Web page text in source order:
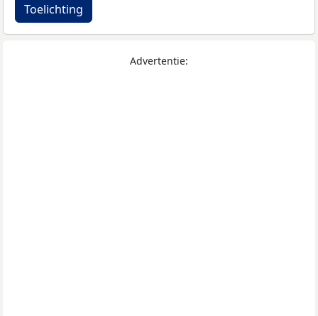
Toelichting
Advertentie: